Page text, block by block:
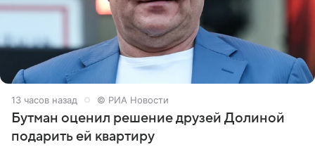
13 часов назад © РИА Новости
Бутман оценил решение друзей Долиной
подарить ей квартиру